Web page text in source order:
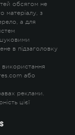
обсягом не
матеріалу, з
а для
в підзаголовку
використання
або
реклами.
цієї